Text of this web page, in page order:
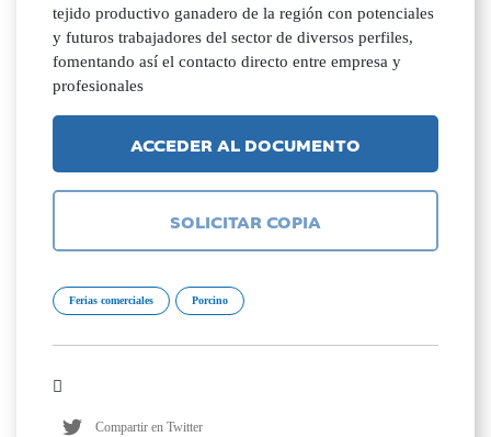
tejido productivo ganadero de la región con potenciales
y futuros trabajadores del sector de diversos perfiles,
fomentando así el contacto directo entre empresa y
profesionales
ACCEDER AL DOCUMENTO
SOLICITAR COPIA
Ferias comerciales Porcino
Compartir en Twitter